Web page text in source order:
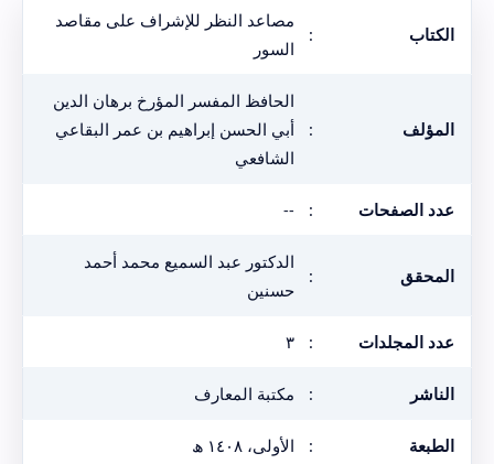
الكتاب :
مصاعد النظر للإشراف على مقاصد
السور
المؤلف :
الحافظ المفسر المؤرخ برهان الدين
أبي الحسن إبراهيم بن عمر البقاعي
الشافعي
عدد الصفحات :
--
المحقق :
الدكتور عبد السميع محمد أحمد
حسنين
عدد المجلدات : ٣
الناشر : مكتبة المعارف
الطبعة : الأولى، ١٤٠٨ ھ